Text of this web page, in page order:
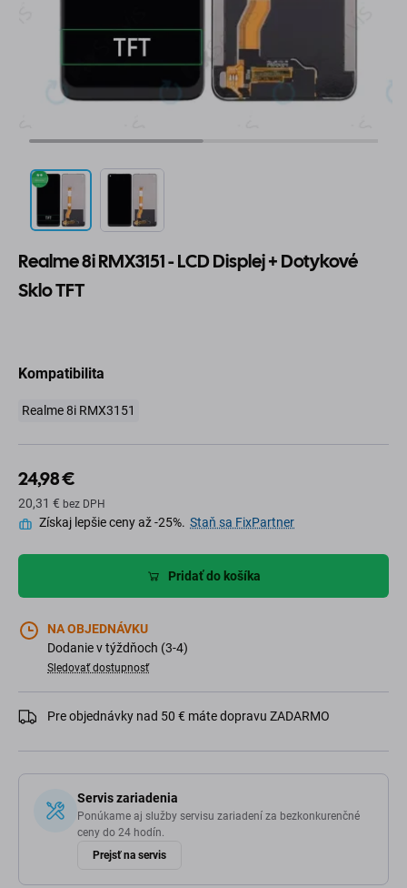
Realme 8i RMX3151 - LCD Displej + Dotykové
Sklo TFT
Kompatibilita
Realme 8i RMX3151
24,98 €
20,31 € bez DPH
Získaj lepšie ceny až -25%. Staň sa FixPartner
Pridať do košíka
NA OBJEDNÁVKU
Dodanie v týždňoch (3-4)
Sledovať dostupnosť
Pre objednávky nad 50 € máte dopravu ZADARMO
Servis zariadenia
Ponúkame aj služby servisu zariadení za bezkonkurenčné
ceny do 24 hodín.
Prejsť na servis